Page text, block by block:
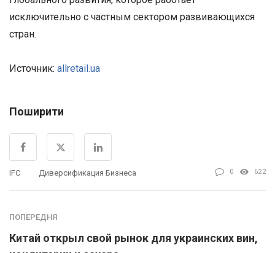
исключительно с частным сектором развивающихся
стран.
Источник: allretail.ua
Поширити
IFC Диверсификация Бизнеса 0 622
ПОПЕРЕДНЯ
Китай открыл свой рынок для украинских вин,